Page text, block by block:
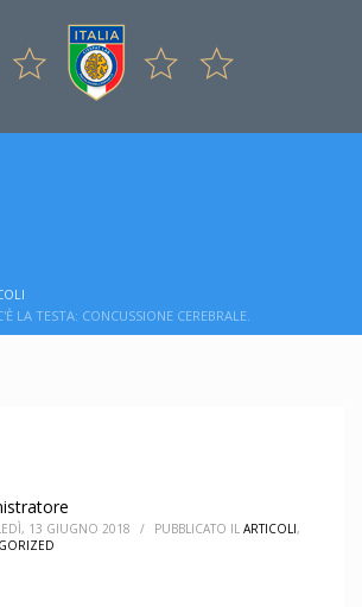
LA TESTA: CONCUSSIONE CEREBRALE.
13 GIUGNO 2018 / PUBBLICATO IL ARTICOLI,